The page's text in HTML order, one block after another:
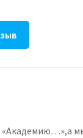
«Академию…»,а